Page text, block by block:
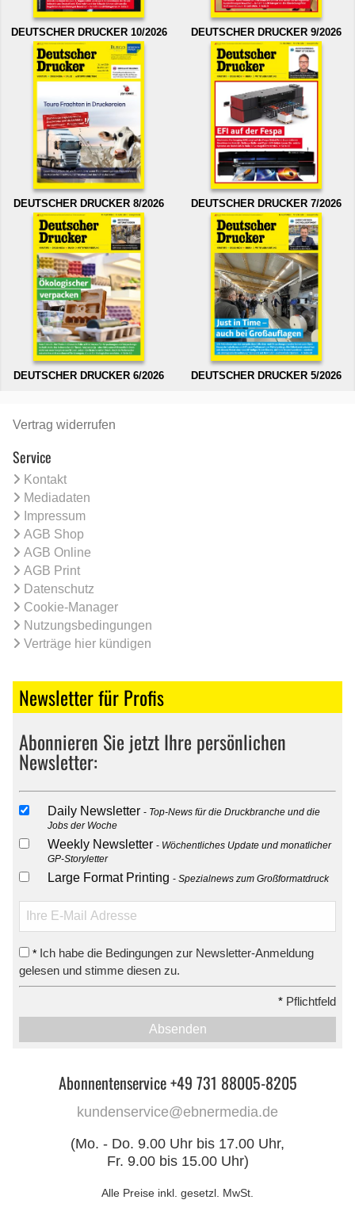
DEUTSCHER DRUCKER 10/2026 DEUTSCHER DRUCKER 9/2026
DEUTSCHER DRUCKER 8/2026 DEUTSCHER DRUCKER 7/2026
DEUTSCHER DRUCKER 6/2026 DEUTSCHER DRUCKER 5/2026
Vertrag widerrufen
Service
Kontakt
Mediadaten
Impressum
AGB Shop
AGB Online
AGB Print
Datenschutz
Cookie-Manager
Nutzungsbedingungen
Verträge hier kündigen
Newsletter für Profis
Abonnieren Sie jetzt Ihre persönlichen
Newsletter:
Daily Newsletter
Top-News für die Druckbranche und die
Jobs der Woche
Weekly Newsletter
Wöchentliches Update und monatlicher
GP-Storyletter
Large Format Printing Spezialnews zum Großformatdruck
* Ich habe die Bedingungen zur Newsletter-Anmeldung
gelesen und stimme diesen zu.
* Pflichtfeld
Absenden
Abonnentenservice +49 731 88005-8205
kundenservice@ebnermedia.de
(Mo. - Do. 9.00 Uhr bis 17.00 Uhr,
Fr. 9.00 bis 15.00 Uhr)
Alle Preise inkl. gesetzl. MwSt.